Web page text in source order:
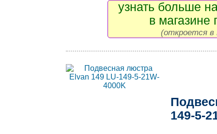
узнать больше
в магазине
(откроется в
149-5-